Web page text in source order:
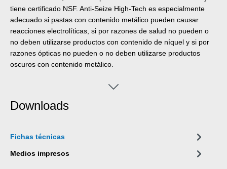
tiene certificado NSF. Anti-Seize High-Tech es especialmente
adecuado si pastas con contenido metálico pueden causar
reacciones electrolíticas, si por razones de salud no pueden o
no deben utilizarse productos con contenido de níquel y si por
razones ópticas no pueden o no deben utilizarse productos
oscuros con contenido metálico.
Downloads
Fichas técnicas
Medios impresos